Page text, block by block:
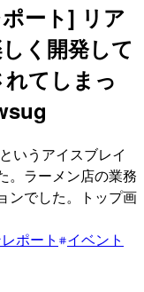
ート] リア
く開発して
てしまっ
いうアイスブレイ
。ラーメン店の業務
ンでした。トップ画
ポート
イベント